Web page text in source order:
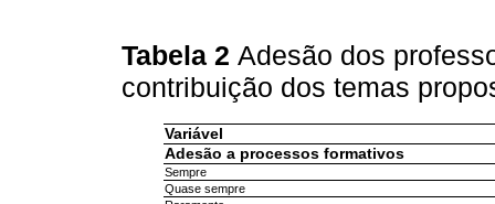
Tabela 2 Adesão dos
contribuição dos temas
Variável
Adesão a processos formativos
Sempre
Quase sempre